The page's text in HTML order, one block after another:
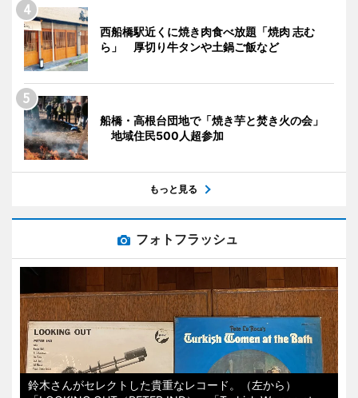
西船橋駅近くに焼き肉食べ放題「焼肉 志む
ら」 厚切り牛タンや土鍋ご飯など
船橋・高根台団地で「焼き芋と焚き火の会」
地域住民500人超参加
もっと見る
フォトフラッシュ
鈴木さんがセレクトした貴重なレコード。（左から）